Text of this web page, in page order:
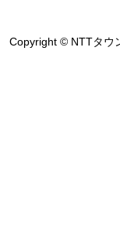
Copyright © NTTタウ